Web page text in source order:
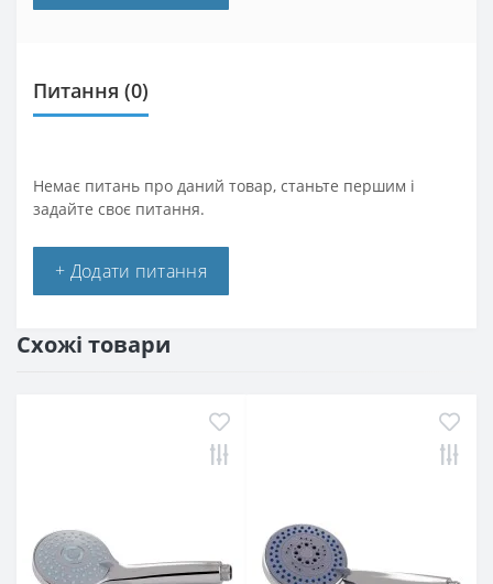
Питання (0)
Немає питань про даний товар, станьте першим і
задайте своє питання.
+ Додати питання
Схожі товари